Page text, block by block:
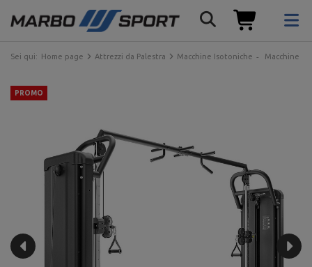
Sei qui: Home page Attrezzi da Palestra Macchine Isotoniche Macchine
PROMO